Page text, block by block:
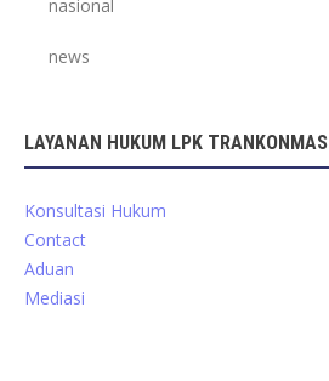
nasional
news
LAYANAN HUKUM LPK TRANKONMASI
Konsultasi Hukum
Contact
Aduan
Mediasi